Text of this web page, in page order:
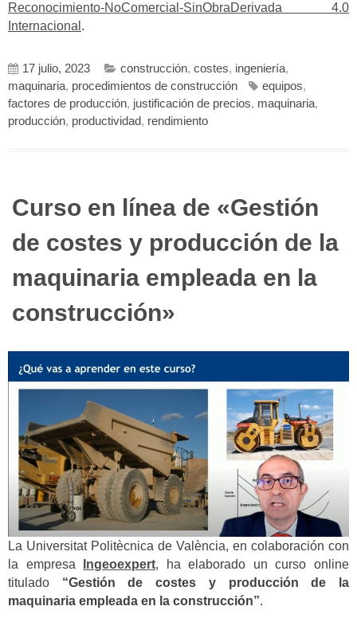
Reconocimiento-NoComercial-SinObraDerivada 4.0
Internacional .
17 julio, 2023 construcción, costes, ingeniería,
maquinaria, procedimientos de construcción equipos,
factores de producción, justificación de precios, maquinaria,
producción, productividad, rendimiento
Curso en línea de «Gestión
de costes y producción de la
maquinaria empleada en la
construcción»
La Universitat Politècnica de València, en colaboración con
la empresa
Ingeoexpert, ha elaborado un curso online
titulado “Gestión de costes y producción de la
maquinaria empleada en la construcción”.